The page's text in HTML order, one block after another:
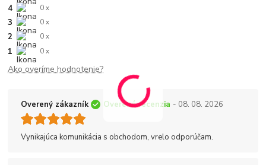
4 0 x
3 0 x
2 0 x
1 0 x
Ako overíme hodnotenie?
Overený zákazník Overená recenzia - 08. 08. 2026
Vynikajúca komunikácia s obchodom, vrelo odporúčam.